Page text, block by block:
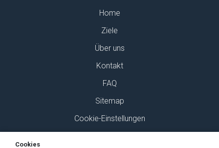
Home
Ziele
Über uns
Kontakt
FAQ
Sitemap
Cookie-Einstellungen
Finden Sie uns auf Social Media
Cookies